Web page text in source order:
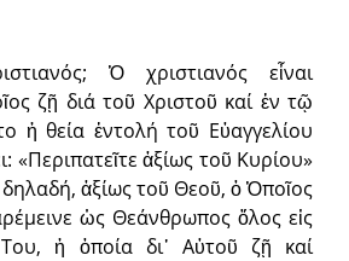
Ὁ χριστιανός εἶναι
ζῇ διά τοῦ Χριστοῦ καί ἐν τῷ
ἡ θεία ἐντολή τοῦ Εὐαγγελίου
«Περιπατεῖτε ἀξίως τοῦ Κυρίου»
ἀξίως τοῦ Θεοῦ, ὁ Ὁποῖος
ὡς Θεάνθρωπος ὅλος εἰς
ἡ ὁποία δι᾽ Αὐτοῦ ζῇ καί